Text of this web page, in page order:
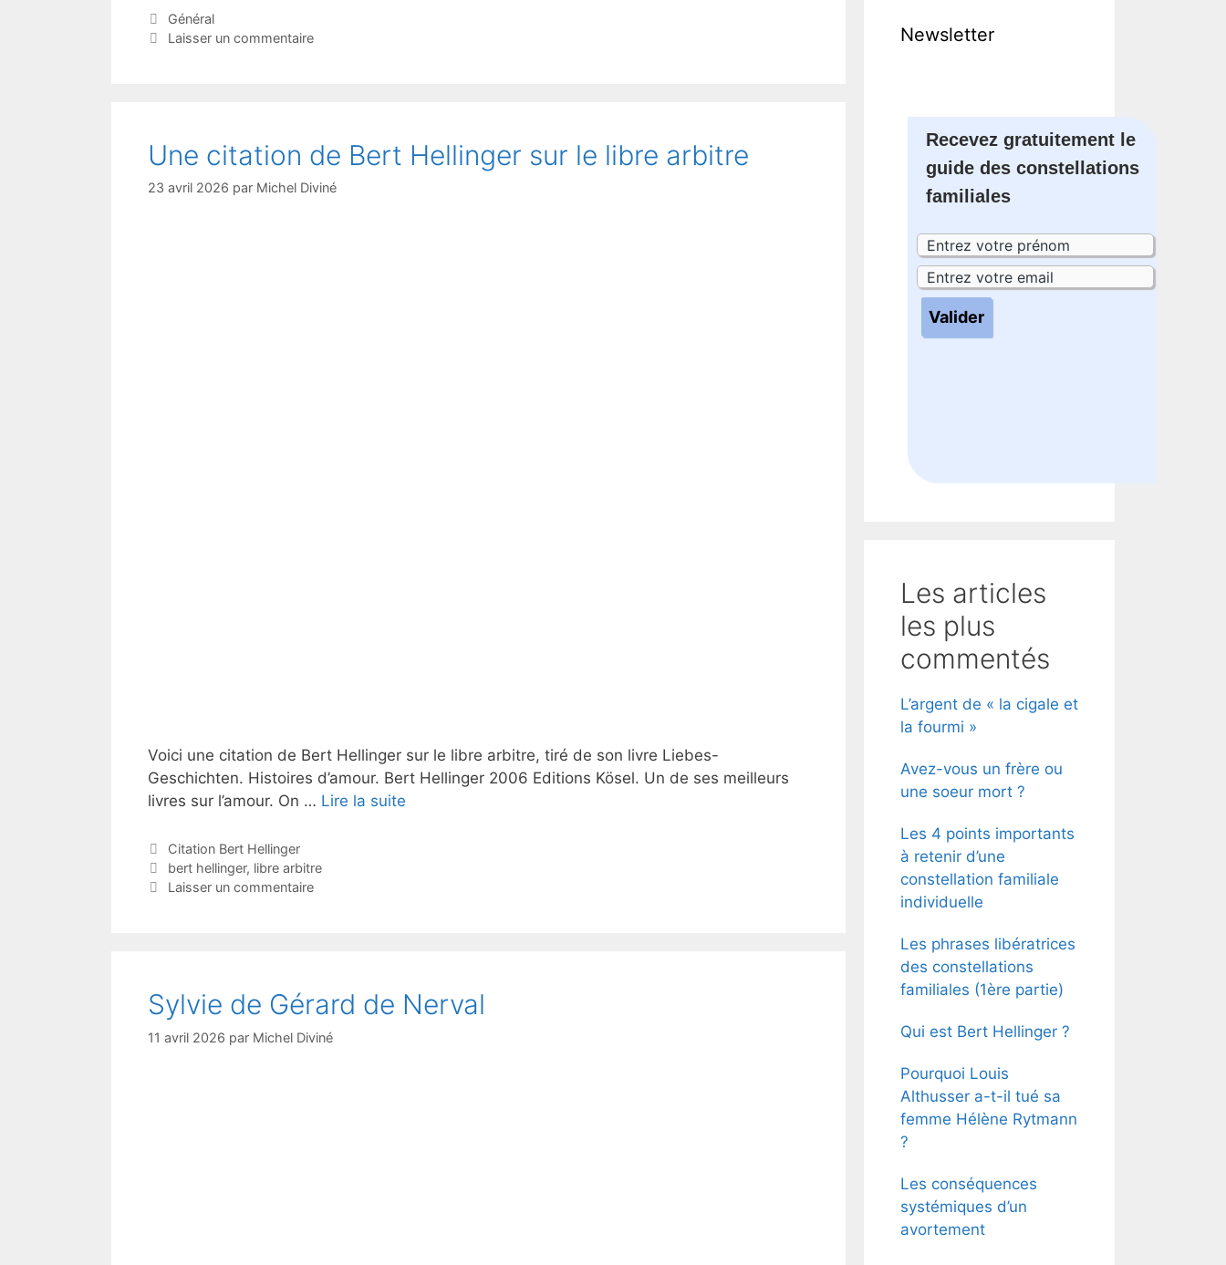
Catégories
Général
Laisser un commentaire
Une citation de Bert Hellinger sur le libre arbitre
23 avril 2026 par Michel Diviné
Voici une citation de Bert Hellinger sur le libre arbitre, tiré de son livre Liebes-
Geschichten. Histoires d’amour. Bert Hellinger 2006 Editions Kösel. Un de ses meilleurs
livres sur l’amour. On … Lire la suite
Catégories
Citation Bert Hellinger
Étiquettes
bert hellinger, libre arbitre
Laisser un commentaire
Sylvie de Gérard de Nerval
11 avril 2026 par Michel Diviné
Newsletter
Recevez gratuitement le
guide des constellations
familiales
Les articles
les plus
commentés
L’argent de « la cigale et
la fourmi »
Avez-vous un frère ou
une soeur mort ?
Les 4 points importants
à retenir d’une
constellation familiale
individuelle
Les phrases libératrices
des constellations
familiales (1ère partie)
Qui est Bert Hellinger ?
Pourquoi Louis
Althusser a-t-il tué sa
femme Hélène Rytmann
?
Les conséquences
systémiques d’un
avortement